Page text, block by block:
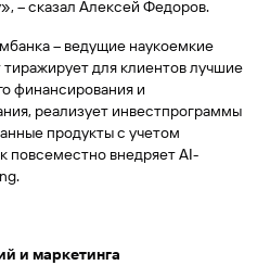
– сказал Алексей Федоров.
– ведущие наукоемкие
для клиентов лучшие
финансирования и
реализует инвестпрограммы
продукты с учетом
повсеместно внедряет AI-
и маркетинга